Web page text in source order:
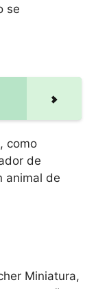
se
como
de
animal de
Miniatura,